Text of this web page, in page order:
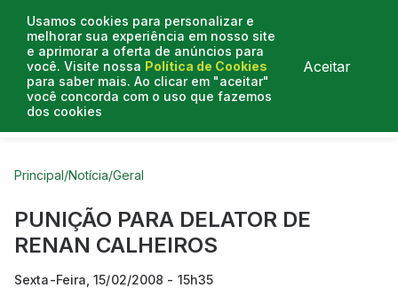
Usamos cookies para personalizar e
melhorar sua experiência em nosso site
e aprimorar a oferta de anúncios para
você. Visite nossa Política de Cookies
para saber mais. Ao clicar em "aceitar"
você concorda com o uso que fazemos
dos cookies
Aceitar
Curtas do Poder
Principal/Notícia/Geral
PUNIÇÃO PARA DELATOR DE
RENAN CALHEIROS
Sexta-Feira, 15/02/2008 - 15h35